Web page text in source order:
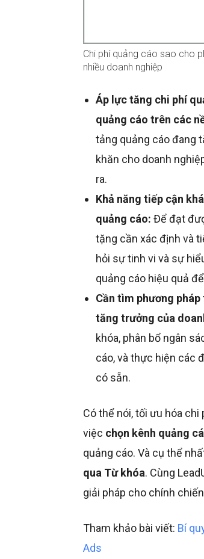
Chi phí quảng cáo sao cho
nhiều doanh nghiệp
Áp lực tăng chi phí
quảng cáo trên các
tảng quảng cáo đang
khăn cho doanh
ra.
Khả năng tiếp cận
quảng cáo: Để đạt
tặng cần xác định và
hỏi sự tinh vi và sự
quảng cáo hiệu quả
Cần tìm phương
tăng trưởng của
khóa, phân bổ ngân
cáo, và thực hiện các
có sẵn.
Có thể nói, tối ưu hóa
việc chọn kênh quảng
quảng cáo. Và cụ thể
qua Từ khóa. Cùng
giải pháp cho chính
Tham khảo bài viết: Bí
Ads